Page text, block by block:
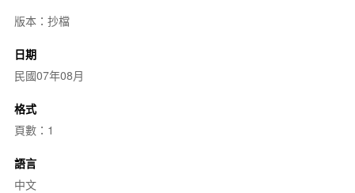
版本：抄檔
日期
民國07年08月
格式
頁數：1
語言
中文